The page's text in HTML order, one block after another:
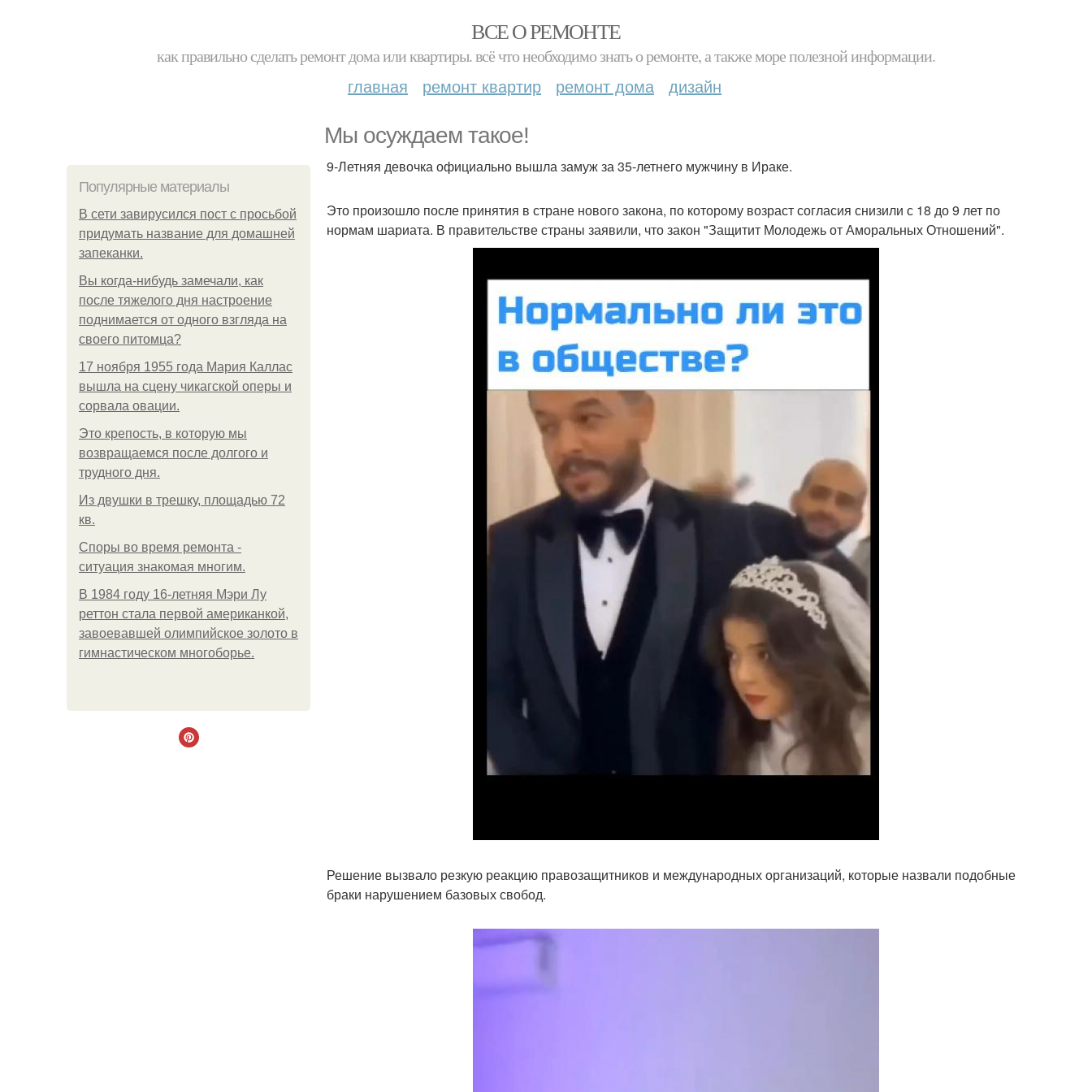
ВСЕ О РЕМОНТЕ
как правильно сделать ремонт дома или квартиры. всё что необходимо знать о ремонте, а также море полезной информации.
главная ремонт квартир ремонт дома дизайн
Мы осуждаем такое!
Популярные материалы
В сети завирусился пост с просьбой
придумать название для домашней
запеканки.
Вы когда-нибудь замечали, как
после тяжелого дня настроение
поднимается от одного взгляда на
своего питомца?
17 ноября 1955 года Мария Каллас
вышла на сцену чикагской оперы и
сорвала овации.
Это крепость, в которую мы
возвращаемся после долгого и
трудного дня.
Из двушки в трешку, площадью 72
кв.
Споры во время ремонта -
ситуация знакомая многим.
В 1984 году 16-летняя Мэри Лу
реттон стала первой американкой,
завоевавшей олимпийское золото в
гимнастическом многоборье.
9-Летняя девочка официально вышла замуж за 35-летнего мужчину в Ираке.
Это произошло после принятия в стране нового закона, по которому возраст согласия снизили с 18 до 9 лет по
нормам шариата. В правительстве страны заявили, что закон "Защитит Молодежь от Аморальных Отношений".
Решение вызвало резкую реакцию правозащитников и международных организаций, которые назвали подобные
браки нарушением базовых свобод.